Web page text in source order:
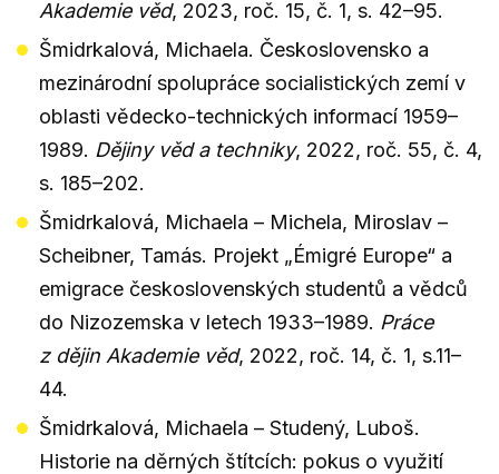
Akademie věd, 2023, roč. 15, č. 1, s. 42–95.
Šmidrkalová, Michaela. Československo a
mezinárodní spolupráce socialistických zemí v
oblasti vědecko-technických informací 1959–
1989. Dějiny věd a techniky, 2022, roč. 55, č. 4,
s. 185–202.
Šmidrkalová, Michaela – Michela, Miroslav –
Scheibner, Tamás. Projekt „Émigré Europe“ a
emigrace československých studentů a vědců
do Nizozemska v letech 1933–1989. Práce
z dějin Akademie věd, 2022, roč. 14, č. 1, s.11–
44.
Šmidrkalová, Michaela – Studený, Luboš.
Historie na děrných štítcích: pokus o využití